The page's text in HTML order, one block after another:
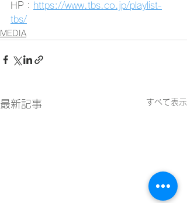
HP： https://www.tbs.co.jp/playlist-
tbs/
MEDIA
最新記事 すべて表示